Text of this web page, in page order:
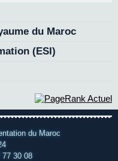
du Maroc
(ESI)
du Maroc
30 08